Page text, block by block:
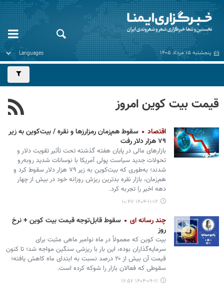
پنجشنبه ۱۵ مرداد ۱۴۰۵
قیمت بیت کوین امروز
اقتصاد
سقوط هم‌زمان رمزارزها و نقره / بیت‌کوین به زیر
۷۹ هزار دلار رفت
بازارهای مالی در پایان هفته گذشته تحت تأثیر تقویت دلار و
تحولات جدید سیاست پولی آمریکا با نوسانات شدید روبه‌رو
شدند؛ به‌طوری که بیت‌کوین به زیر ۷۹ هزار دلار سقوط کرد و
هم‌زمان، بازار نقره بدترین ریزش روزانه خود در بیش از چهار
دهه اخیر را تجربه کرد.
۱۴۰۴-۱۱-۱۲ ۱۰:۴۷
چند رسانه ای
سقوط قابل‌توجه قیمت بیت کوین + نرخ
روز
بیت کوین که معمولاً در ماه نوامبر ماهی مثبت برای
سرمایه‌گذاران بوده، این بار با ریزشی سنگین مواجه شد؛ تا کنون
قیمت آن بیش از ۲۰ درصد نسبت به ابتدای ماه کاهش یافته؛
سقوطی که فعالان بازار را شوکه کرده است.
۱۴۰۴-۰۹-۱۱ ۱۶:۵۷